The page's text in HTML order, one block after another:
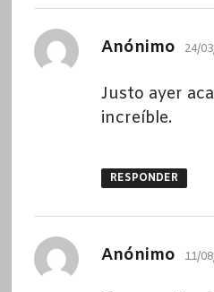
Anónimo 24/
Justo ayer
increíble.
RESPONDER
Anónimo 11/